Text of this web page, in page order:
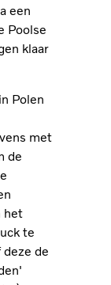
een
Poolse
klaar
Polen
met
de
het
te
de